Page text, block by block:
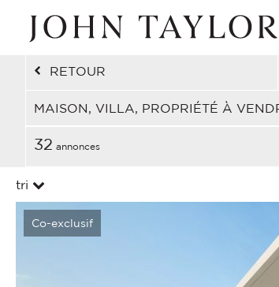
RETOUR
MAISON, VILLA, PROPRIÉTÉ À
32 annonces
tri
Co-exclusif